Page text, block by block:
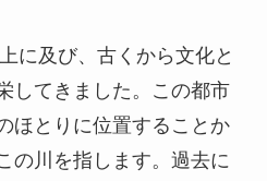
に及び、古くから文化と
してきました。この都市
ほとりに位置することか
の川を指します。過去に